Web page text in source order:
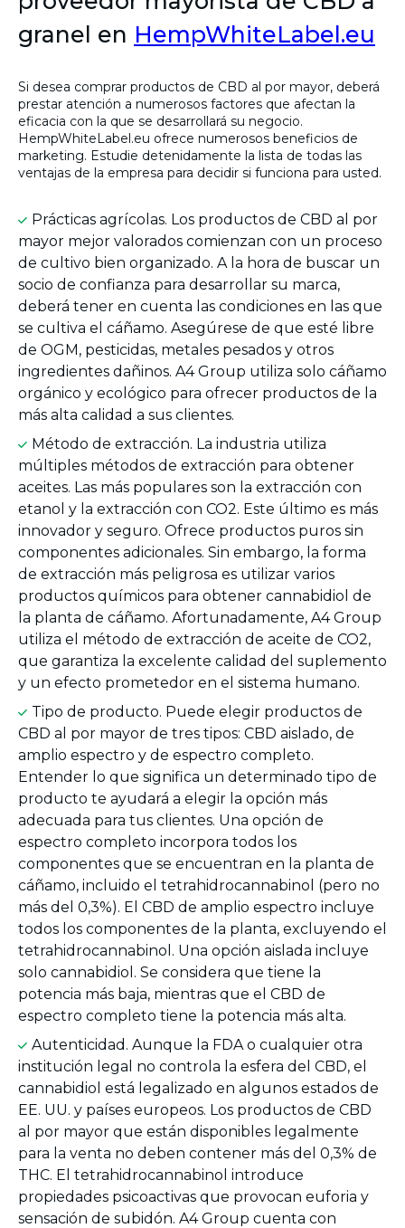
granel en HempWhiteLabel.eu
Si desea comprar productos de CBD al por mayor, deberá
prestar atención a numerosos factores que afectan la
eficacia con la que se desarrollará su negocio.
HempWhiteLabel.eu ofrece numerosos beneficios de
marketing. Estudie detenidamente la lista de todas las
ventajas de la empresa para decidir si funciona para usted.
Prácticas agrícolas. Los productos de CBD al por
mayor mejor valorados comienzan con un proceso
de cultivo bien organizado. A la hora de buscar un
socio de confianza para desarrollar su marca,
deberá tener en cuenta las condiciones en las que
se cultiva el cáñamo. Asegúrese de que esté libre
de OGM, pesticidas, metales pesados y otros
ingredientes dañinos. A4 Group utiliza solo cáñamo
orgánico y ecológico para ofrecer productos de la
más alta calidad a sus clientes.
Método de extracción. La industria utiliza
múltiples métodos de extracción para obtener
aceites. Las más populares son la extracción con
etanol y la extracción con CO2. Este último es más
innovador y seguro. Ofrece productos puros sin
componentes adicionales. Sin embargo, la forma
de extracción más peligrosa es utilizar varios
productos químicos para obtener cannabidiol de
la planta de cáñamo. Afortunadamente, A4 Group
utiliza el método de extracción de aceite de CO2,
que garantiza la excelente calidad del suplemento
y un efecto prometedor en el sistema humano.
Tipo de producto. Puede elegir productos de
CBD al por mayor de tres tipos: CBD aislado, de
amplio espectro y de espectro completo.
Entender lo que significa un determinado tipo de
producto te ayudará a elegir la opción más
adecuada para tus clientes. Una opción de
espectro completo incorpora todos los
componentes que se encuentran en la planta de
cáñamo, incluido el tetrahidrocannabinol (pero no
más del 0,3%). El CBD de amplio espectro incluye
todos los componentes de la planta, excluyendo el
tetrahidrocannabinol. Una opción aislada incluye
solo cannabidiol. Se considera que tiene la
potencia más baja, mientras que el CBD de
espectro completo tiene la potencia más alta.
Autenticidad. Aunque la FDA o cualquier otra
institución legal no controla la esfera del CBD, el
cannabidiol está legalizado en algunos estados de
EE. UU. y países europeos. Los productos de CBD
al por mayor que están disponibles legalmente
para la venta no deben contener más del 0,3% de
THC. El tetrahidrocannabinol introduce
propiedades psicoactivas que provocan euforia y
sensación de subidón. A4 Group cuenta con